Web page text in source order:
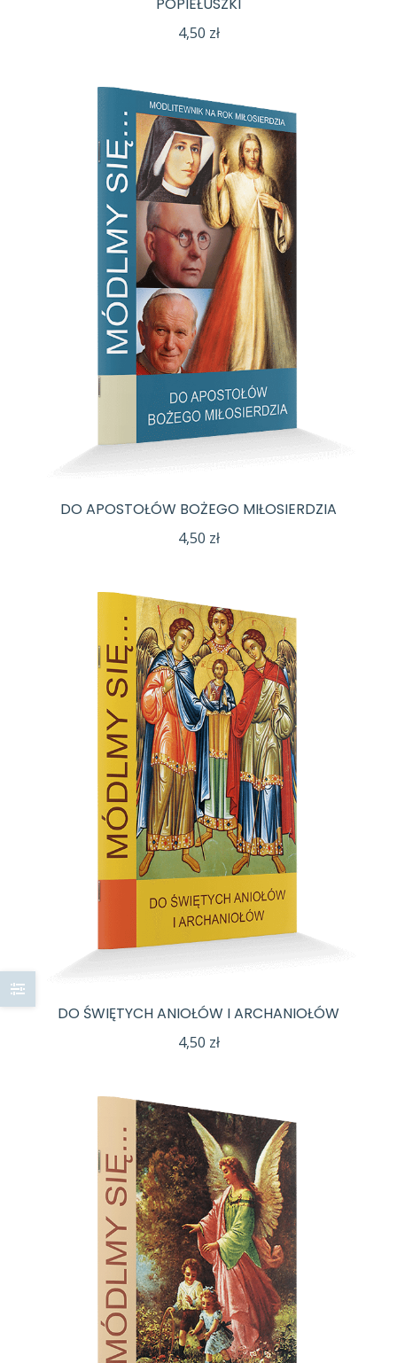
4,50 zł
DO APOSTOŁÓW BOŻEGO MIŁOSIERDZIA
4,50 zł
DO ŚWIĘTYCH ANIOŁÓW I ARCHANIOŁÓW
4,50 zł